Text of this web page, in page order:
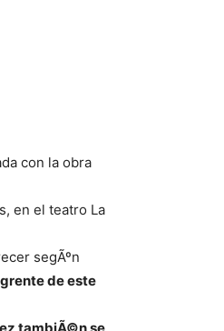
con la obra
en el teatro La
segÃºn
de este